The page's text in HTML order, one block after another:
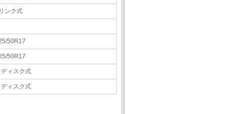
ンク式
50R17
50R17
ィスク式
ィスク式